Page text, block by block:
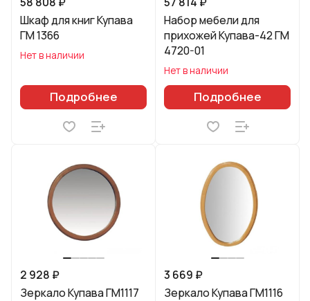
Шкаф для книг Купава
ГМ 1366
Нет в наличии
Подробнее
Набор мебели для
прихожей Купава-42 ГМ
4720-01
Нет в наличии
Подробнее
2 928 ₽
Зеркало Купава ГМ1117
3 669 ₽
Зеркало Купава ГМ1116